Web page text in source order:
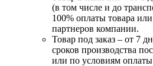
(в том числе и до
100% оплаты товара
партнеров компании.
Товар под заказ – от 7
сроков производства
или по условиям